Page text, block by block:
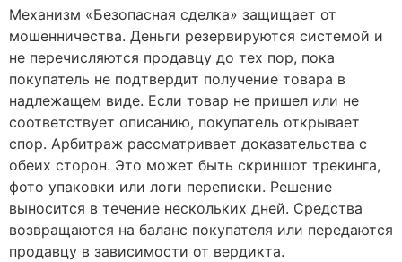
Механизм «Безопасная сделка» защищает от
мошенничества. Деньги резервируются системой и
не перечисляются продавцу до тех пор, пока
покупатель не подтвердит получение товара в
надлежащем виде. Если товар не пришел или не
соответствует описанию, покупатель открывает
спор. Арбитраж рассматривает доказательства с
обеих сторон. Это может быть скриншот трекинга,
фото упаковки или логи переписки. Решение
выносится в течение нескольких дней. Средства
возвращаются на баланс покупателя или передаются
продавцу в зависимости от вердикта.